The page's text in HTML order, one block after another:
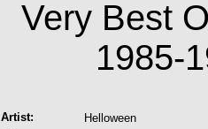
Very Best
1985-
Artist:
Helloween